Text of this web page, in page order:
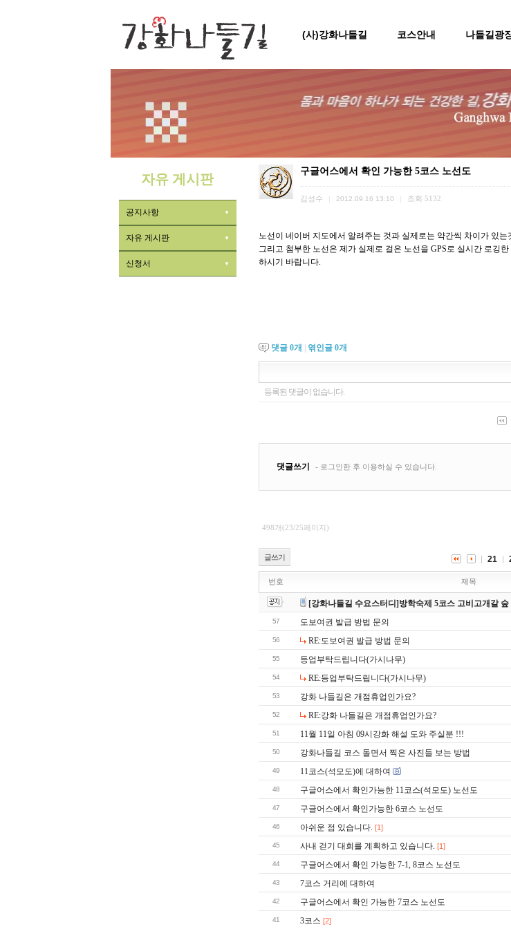
(사)강화나들길 코스안내 나들길광
자유 게시판
공지사항
자유 게시판
신청서
구글어스에서 확인 가능한 5코스 노선도
김성수 2012.09.16 13:10 조회 5132
노선이 네이버 지도에서 알려주는 것과 실제로는 약간씩 차이가 있는
그리고 첨부한 노선은 제가 실제로 걸은 노선을 GPS로 실시간 로깅
하시기 바랍니다.
댓글 0개 엮인글 0개
498개(23/25페이지)
글쓰기 21
번호 제목
[강화나들길 수요스터디]방학숙제 5코스 고비고개갈 숲
57 도보여권 발급 방법 문의
56 RE:도보여권 발급 방법 문의
55 등업부탁드립니다(가시나무)
54 RE:등업부탁드립니다(가시나무)
53 강화 나들길은 개점휴업인가요?
52 RE:강화 나들길은 개점휴업인가요?
51 11월 11일 아침 09시강화 해설 도와 주실분 !!!
50 강화나들길 코스 돌면서 찍은 사진들 보는 방법
49 11코스(석모도)에 대하여
48 구글어스에서 확인가능한 11코스(석모도) 노선도
47 구글어스에서 확인가능한 6코스 노선도
46 아쉬운 점 있습니다. [1]
45 사내 걷기 대회를 계획하고 있습니다. [1]
44 구글어스에서 확인 가능한 7-1, 8코스 노선도
43 7코스 거리에 대하여
42 구글어스에서 확인 가능한 7코스 노선도
41 3코스 [2]